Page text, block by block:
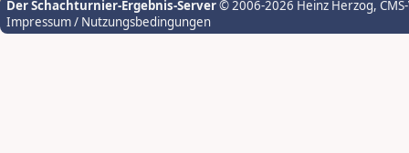
Der Schachturnier-Ergebnis-Server© 2006-2026 Heinz Herzog,
Impressum / Nutzungsbedingungen